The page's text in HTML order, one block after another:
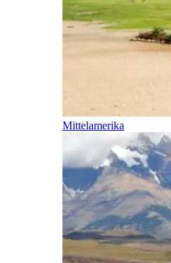
Mittelamerika